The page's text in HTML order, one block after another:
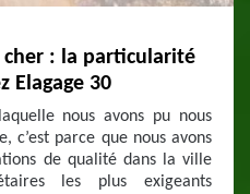
cher : la particularité
Elagage 30
nous avons pu nous
c’est parce que nous avons
de qualité dans la ville
les plus exigeants